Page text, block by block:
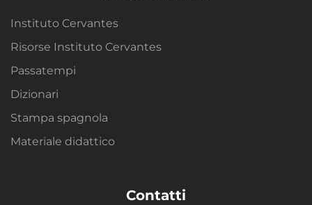
Instituto Cervantes
Risorse Instituto Cervantes
Passatempi
Dizionari
Stampa spagnola
Materiale didattico
Contatti